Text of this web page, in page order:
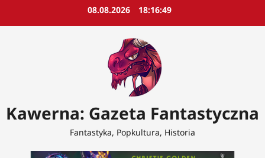
08.08.2026 18:16:52
Kawerna: Gazeta Fantastyczna
Fantastyka, Popkultura, Historia